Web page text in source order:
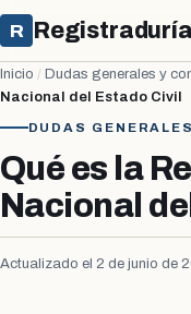
R
Inicio / Dudas generales y
Nacional del Estado Civil
DUDAS
Qué es la
Nacional
Actualizado el 2 de junio de